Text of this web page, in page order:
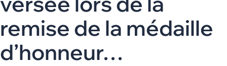
remise de la médaille
d’honneur…